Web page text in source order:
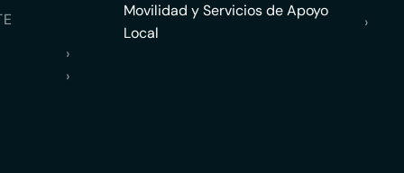
›
›
Movilidad y Servicios de Apoyo
Local
›